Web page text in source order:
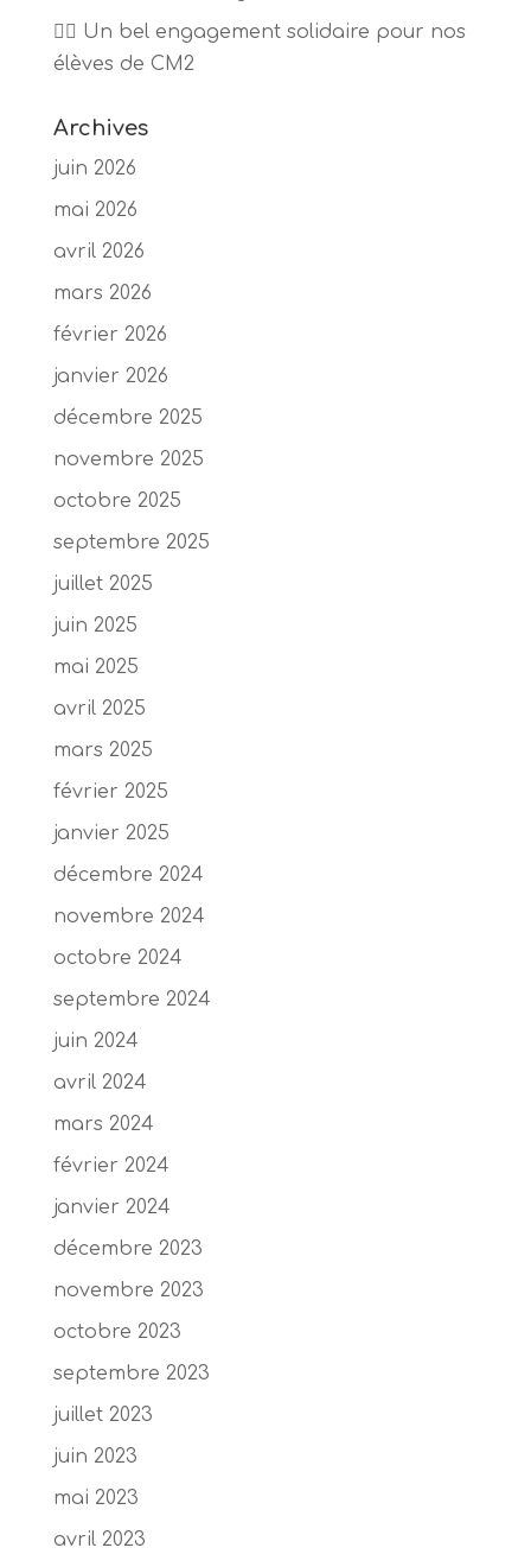
🏃‍♂️ Un bel engagement solidaire pour nos
élèves de CM2
Archives
juin 2026
mai 2026
avril 2026
mars 2026
février 2026
janvier 2026
décembre 2025
novembre 2025
octobre 2025
septembre 2025
juillet 2025
juin 2025
mai 2025
avril 2025
mars 2025
février 2025
janvier 2025
décembre 2024
novembre 2024
octobre 2024
septembre 2024
juin 2024
avril 2024
mars 2024
février 2024
janvier 2024
décembre 2023
novembre 2023
octobre 2023
septembre 2023
juillet 2023
juin 2023
mai 2023
avril 2023